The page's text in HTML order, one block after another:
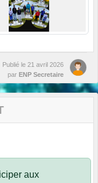
Publié le 21 avril 2026
par ENP Secretaire
aux